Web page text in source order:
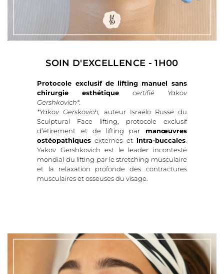
SOIN D'EXCELLENCE - 1H00
Protocole exclusif de lifting manuel sans
chirurgie esthétique
certifié Yakov
Gershkovich*.
*Yakov Gerskovich,auteur Israélo Russe du
Sculptural Face lifting, protocole exclusif
d’étirement et de lifting par manœuvres
ostéopathiques externes et intra-buccales.
Yakov Gershkovich est le leader incontesté
mondial du lifting par le stretching musculaire
et la relaxation profonde des contractures
musculaires et osseuses du visage.